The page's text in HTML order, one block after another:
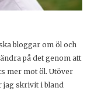
bloggar om öl och
på det genom att
mer mot öl. Utöver
jag skrivit i bland